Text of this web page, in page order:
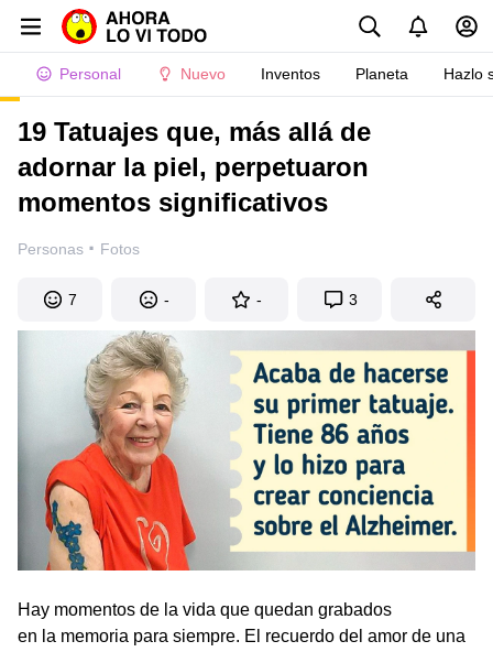
Personal Nuevo Inventos Planeta Hazlo
19 Tatuajes que, más allá de
adornar la piel, perpetuaron
momentos significativos
Personas · Fotos
7 - - 3
Hay momentos de la vida que quedan grabados
en la memoria para siempre. El recuerdo del amor de una